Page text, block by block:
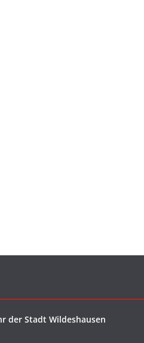
der Stadt Wildeshausen